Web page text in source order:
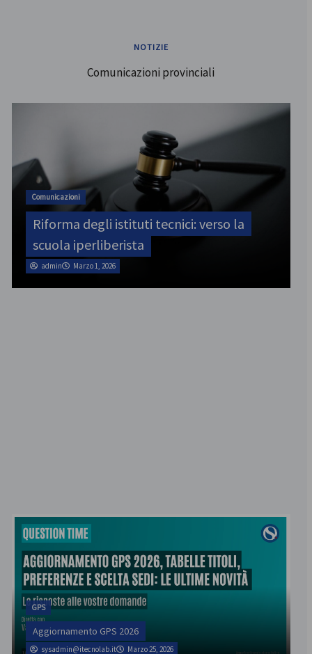
NOTIZIE
Comunicazioni provinciali
ATA
SINATAS Venezia, assemblea provinciale
il 31 luglio
admin Marzo 1, 2026
GPS
Aggiornamento GPS 2026
sysadmin@itecnolab.it Marzo 25, 2026